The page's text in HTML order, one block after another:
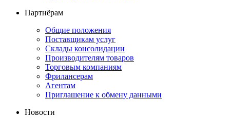
Партнёрам
Общие положения
Поставщикам услуг
Склады консолидации
Производителям товаров
Торговым компаниям
Фрилансерам
Агентам
Приглашение к обмену данными
Новости